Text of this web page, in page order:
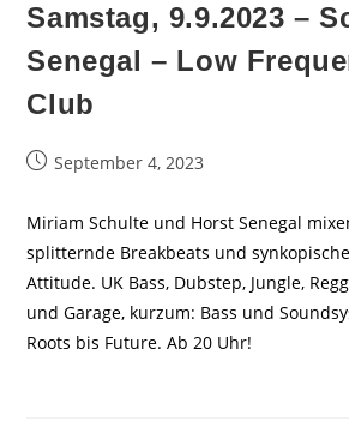
Samstag, 9.9.2023 –
Senegal – Low
Club
BeitragSeptember 4, 2023
Miriam Schulte und Horst Senegal
splitternde Breakbeats und
Attitude. UK Bass, Dubstep, Jungle,
und Garage, kurzum: Bass und
Roots bis Future. Ab 20 Uhr!